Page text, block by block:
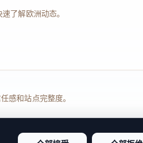
了解欧洲动态。
感和站点完整度。